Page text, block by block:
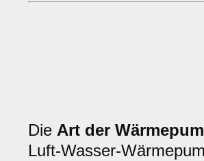
Die Art der
Luft-Wasser-